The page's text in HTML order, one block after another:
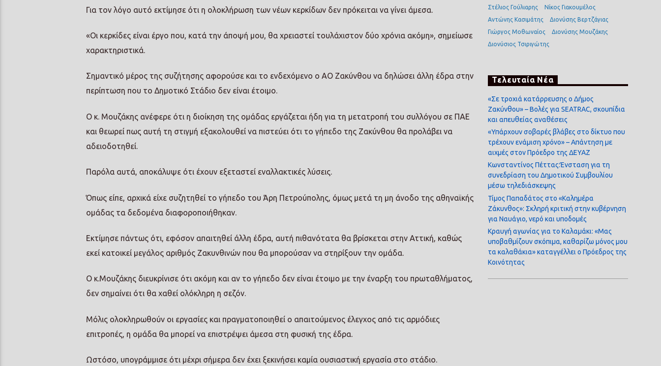
Για τον λόγο αυτό εκτίμησε ότι η ολοκλήρωση των νέων κερκίδων δεν πρόκειται να γίνει άμεσα.
«Οι κερκίδες είναι έργο που, κατά την άποψή μου, θα χρειαστεί τουλάχιστον δύο χρόνια ακόμη», σημείωσε
χαρακτηριστικά.
Σημαντικό μέρος της συζήτησης αφορούσε και το ενδεχόμενο ο ΑΟ Ζακύνθου να δηλώσει άλλη έδρα στην
περίπτωση που το Δημοτικό Στάδιο δεν είναι έτοιμο.
Ο κ. Μουζάκης ανέφερε ότι η διοίκηση της ομάδας εργάζεται ήδη για τη μετατροπή του συλλόγου σε ΠΑΕ
και θεωρεί πως αυτή τη στιγμή εξακολουθεί να πιστεύει ότι το γήπεδο της Ζακύνθου θα προλάβει να
αδειοδοτηθεί.
Παρόλα αυτά, αποκάλυψε ότι έχουν εξεταστεί εναλλακτικές λύσεις.
Όπως είπε, αρχικά είχε συζητηθεί το γήπεδο του Άρη Πετρούπολης, όμως μετά τη μη άνοδο της αθηναϊκής
ομάδας τα δεδομένα διαφοροποιήθηκαν.
Εκτίμησε πάντως ότι, εφόσον απαιτηθεί άλλη έδρα, αυτή πιθανότατα θα βρίσκεται στην Αττική, καθώς
εκεί κατοικεί μεγάλος αριθμός Ζακυνθινών που θα μπορούσαν να στηρίξουν την ομάδα.
Ο κ.Μουζάκης διευκρίνισε ότι ακόμη και αν το γήπεδο δεν είναι έτοιμο με την έναρξη του πρωταθλήματος,
δεν σημαίνει ότι θα χαθεί ολόκληρη η σεζόν.
Μόλις ολοκληρωθούν οι εργασίες και πραγματοποιηθεί ο απαιτούμενος έλεγχος από τις αρμόδιες
επιτροπές, η ομάδα θα μπορεί να επιστρέψει άμεσα στη φυσική της έδρα.
Ωστόσο, υπογράμμισε ότι μέχρι σήμερα δεν έχει ξεκινήσει καμία ουσιαστική εργασία στο στάδιο.
Στέλιος Γούλιαρης
Νίκος Γιακουμέλος
Αντώνης Κασιμάτης
Διονύσης Βερτζάγιας
Γιώργος Μοθωναίος
Διονύσης Μουζάκης
Διονύσιος Τσιριγώτης
Τελευταία Νέα
«Σε τροχιά κατάρρευσης ο Δήμος
Ζακύνθου» – Βολές για SEATRAC, σκουπίδια
και απευθείας αναθέσεις
«Υπάρχουν σοβαρές βλάβες στο δίκτυο που
τρέχουν ενάμιση χρόνο» – Απάντηση με
αιχμές στον Πρόεδρο της ΔΕΥΑΖ
Κωνσταντίνος Πέττας:Ένσταση για τη
συνεδρίαση του Δημοτικού Συμβουλίου
μέσω τηλεδιάσκεψης
Τίμος Παπαδάτος στο «Καλημέρα
Ζάκυνθος»: Σκληρή κριτική στην κυβέρνηση
για Ναυάγιο, νερό και υποδομές
Κραυγή αγωνίας για το Καλαμάκι: «Μας
υποβαθμίζουν σκόπιμα, καθαρίζω μόνος μου
τα καλαθάκια» καταγγέλλει ο Πρόεδρος της
Κοινότητας